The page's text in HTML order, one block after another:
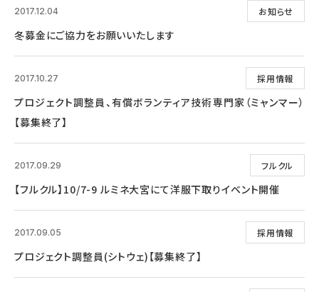
お知らせ
2017.12.04
冬募金にご協力をお願いいたします
採用情報
2017.10.27
プロジェクト調整員、有償ボランティア技術専門家（ミャンマー）
【募集終了】
フルクル
2017.09.29
【フルクル】10/7-9 ルミネ大宮にて洋服下取りイベント開催
採用情報
2017.09.05
プロジェクト調整員(シトウェ)【募集終了】